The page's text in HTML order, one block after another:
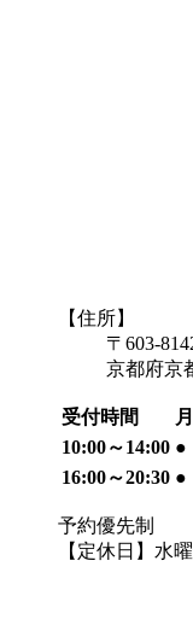
【住所】
〒603-
京都府京
受付時間 月
10:00～14:00 ●
16:00～20:30 ●
予約優先制
【定休日】水